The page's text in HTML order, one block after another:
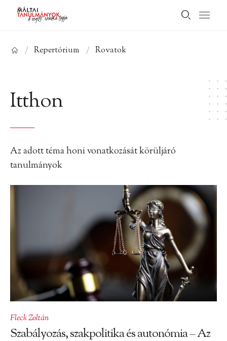
/ Repertórium / Rovatok
Itthon
Az adott téma honi vonatkozását körüljáró
tanulmányok
Fleck Zoltán
Szabályozás, szakpolitika és autonómia – Az